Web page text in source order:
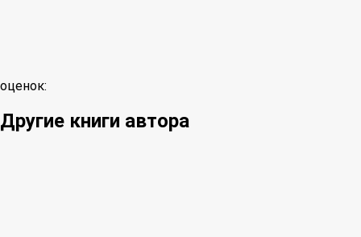
оценок:
Другие книги автора